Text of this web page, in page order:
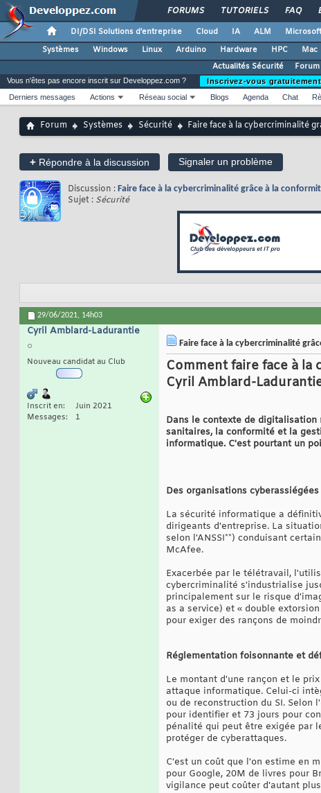
FORUMS TUTORIELS FAQ
DI/DSI Solutions d'entreprise Cloud IA ALM Microsoft
Systèmes
Windows Linux Arduino Hardware HPC Mac
Actualités Sécurité
Vous n'êtes pas encore inscrit sur Developpez.com ?
Inscrivez-vous
Derniers messages
Actions Réseau social Blogs Agenda Chat
Forum Systèmes Sécurité Faire face à la cybercriminalité
+ Répondre à la discussion Signaler un problème
Discussion : Faire face à la cybercriminalité grâce à la
Sujet : Sécurité
29/06/2021, 14h03
Cyril Amblard-Ladurantie
Nouveau candidat au Club
Inscrit en
Juin 2021
Messages
1
Faire face à la cybercriminalité
Comment faire face à
Cyril Amblard-
Dans le contexte de digitalisation
sanitaires, la conformité et la
informatique. C'est pourtant un
Des organisations cyberassiégées
La sécurité informatique a
dirigeants d'entreprise. La
selon l'ANSSI**) conduisant
McAfee.
Exacerbée par le télétravail,
cybercriminalité s'industrialise
principalement sur le risque
as a service) et « double
pour exiger des rançons de
Réglementation foisonnante et
Le montant d'une rançon et le
attaque informatique. Celui-ci
ou de reconstruction du SI. Selon
pour identifier et 73 jours pour
pénalité qui peut être exigée par
protéger de cyberattaques.
C'est un coût que l'on estime en
pour Google, 20M de livres pour
vigilance peut coûter d'autant